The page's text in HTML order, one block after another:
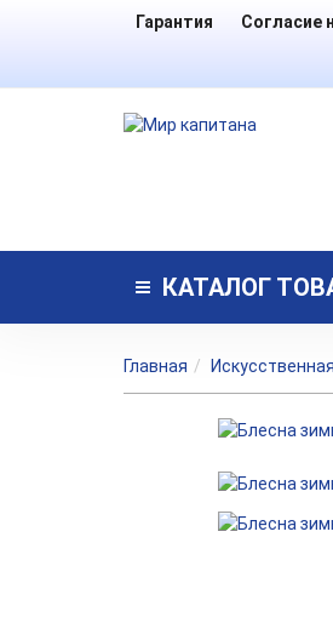
Гарантия Согласие
КАТАЛОГ
Главная